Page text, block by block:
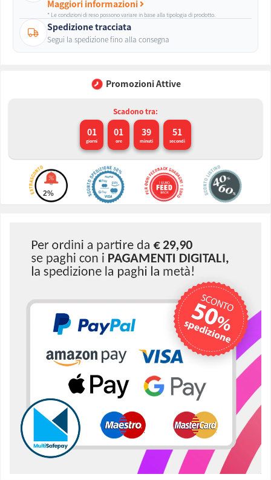
Maggiori informazioni
* Le condizioni di reso possono variare in base alla tipologia di prodotto.
Spedizione tracciata
Segui la spedizione fino alla consegna
Promozioni Attive
Scadono tra:
01
giorni
01
ore
39
minuti
49
secondi
2%